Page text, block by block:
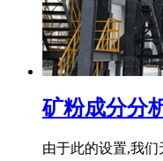
矿粉成分分
由于此的设置,我们